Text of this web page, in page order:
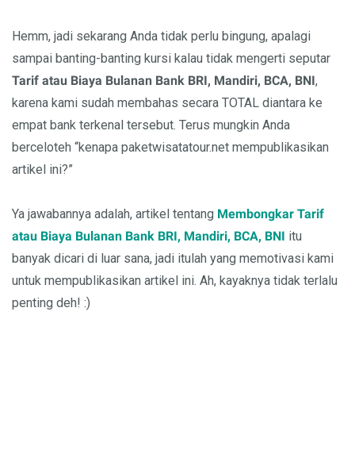
Hemm, jadi sekarang Anda tidak perlu bingung, apalagi
sampai banting-banting kursi kalau tidak mengerti seputar
Tarif atau Biaya Bulanan Bank BRI, Mandiri, BCA, BNI,
karena kami sudah membahas secara TOTAL diantara ke
empat bank terkenal tersebut. Terus mungkin Anda
berceloteh “kenapa paketwisatatour.net mempublikasikan
artikel ini?”
Ya jawabannya adalah, artikel tentang Membongkar Tarif
atau Biaya Bulanan Bank BRI, Mandiri, BCA, BNI itu
banyak dicari di luar sana, jadi itulah yang memotivasi kami
untuk mempublikasikan artikel ini. Ah, kayaknya tidak terlalu
penting deh! :)